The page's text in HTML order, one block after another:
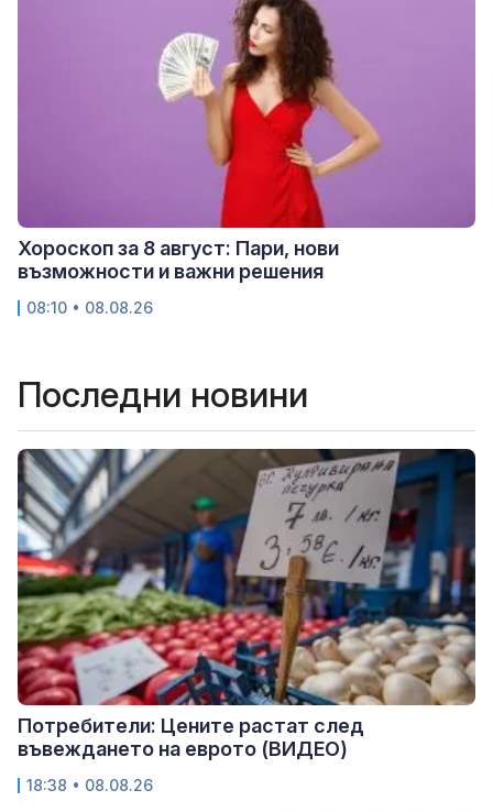
Хороскоп за 8 август: Пари, нови
възможности и важни решения
08:10 • 08.08.26
Последни новини
Потребители: Цените растат след
въвеждането на еврото (ВИДЕО)
18:38 • 08.08.26